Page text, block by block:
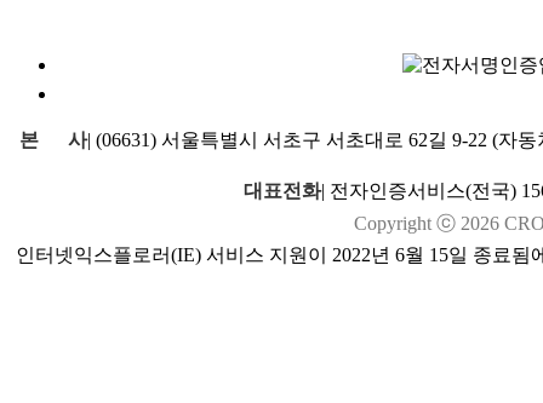
본 사| (06631) 서울특별시 서초구 서초대로 62길 9-22 (자
대표전화| 전자인증서비스(전국)
Copyright ⓒ 2026
인터넷익스플로러(IE) 서비스 지원이 2022년 6월 15일 종료